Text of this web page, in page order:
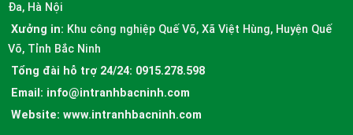
Đa, Hà Nội
Xưởng in: Khu công nghiệp Quế Võ, Xã Việt Hùng, Huyện Quế
Võ, Tỉnh Bắc Ninh
Tổng đài hỗ trợ 24/24: 0915.278.598
Email: info@intranhbacninh.com
Website: www.intranhbacninh.com